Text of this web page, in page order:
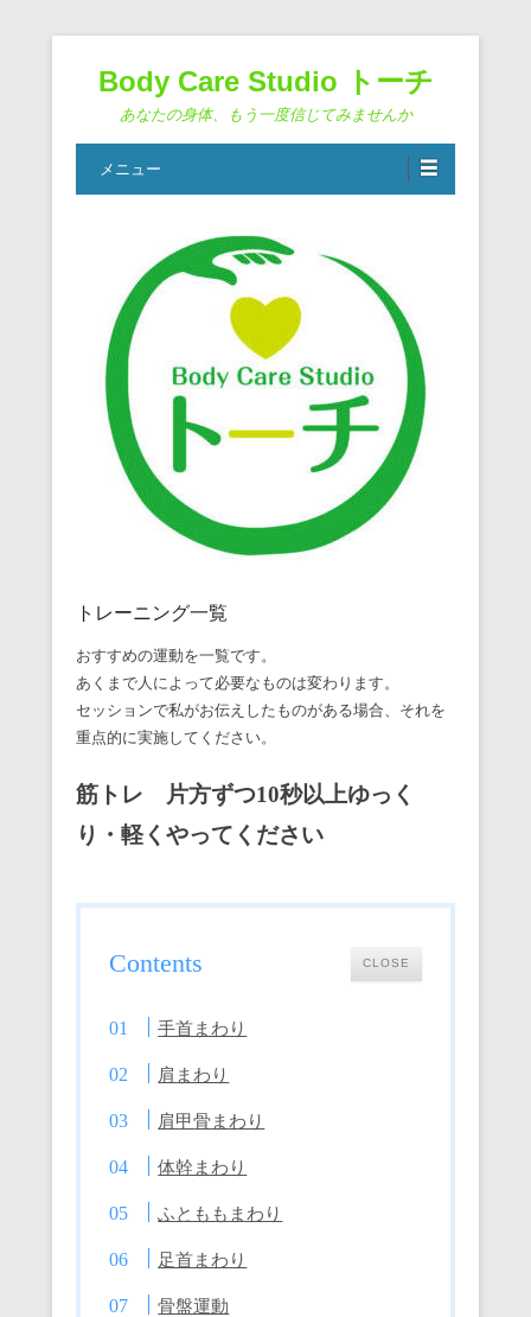
Body Care Studio トーチ
あなたの身体、もう一度信じてみませんか
メニュー
トレーニング一覧
おすすめの運動を一覧です。
あくまで人によって必要なものは変わります。
セッションで私がお伝えしたものがある場合、それを
重点的に実施してください。
筋トレ 片方ずつ10秒以上ゆっく
り・軽くやってください
CLOSE
Contents
手首まわり
肩まわり
肩甲骨まわり
体幹まわり
ふとももまわり
足首まわり
骨盤運動